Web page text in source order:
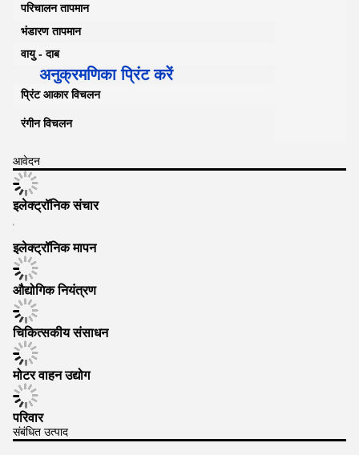
परिचालन तापमान
भंडारण तापमान
वायु - दाब
अनुक्रमणिका प्रिंट करें
प्रिंट आकार विचलन
रंगीन विचलन
आवेदन
इलेक्ट्रॉनिक संचार
इलेक्ट्रॉनिक मापन
औद्योगिक नियंत्रण
चिकित्सकीय संसाधन
मोटर वाहन उद्योग
परिवार
संबंधित उत्पाद